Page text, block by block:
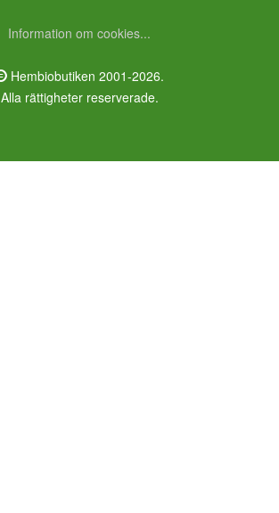
Information om cookies...
Hembiobutiken 2001-2026.
Alla rättigheter reserverade.